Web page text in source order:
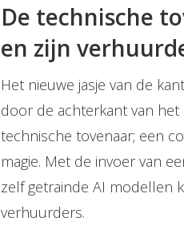
De technische
en zijn
Het nieuwe jasje van de
door de achterkant van
technische tovenaar; een
magie. Met de invoer van
zelf getrainde AI modellen
verhuurders.